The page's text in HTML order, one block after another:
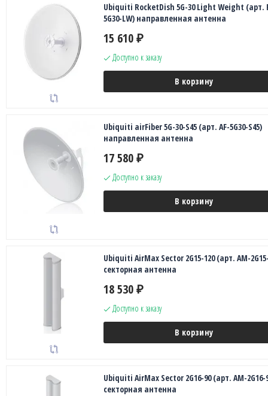
Ubiquiti RocketDish 5G-30 Light Weight (арт.
5G30-LW) направленная антенна
15 610 ₽
Доступно к заказу
В корзину
Ubiquiti airFiber 5G-30-S45 (арт. AF-5G30-S45)
направленная антенна
17 580 ₽
Доступно к заказу
В корзину
Ubiquiti AirMax Sector 2G15-120 (арт. AM-
секторная антенна
18 530 ₽
Доступно к заказу
В корзину
Ubiquiti AirMax Sector 2G16-90 (арт. AM-2G16-
секторная антенна